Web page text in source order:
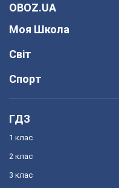
OBOZ.UA
Моя Школа
Світ
Спорт
ГДЗ
1 клас
2 клас
3 клас